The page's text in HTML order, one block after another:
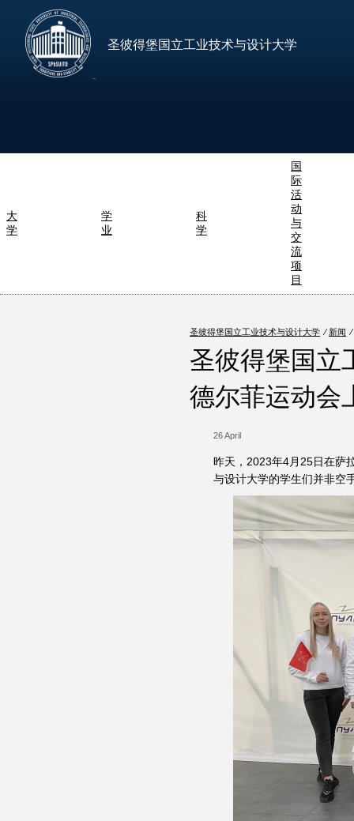
圣彼得堡国立工业技术与设计大学
大
学
学
业
科
学
国
际
活
动
与
交
流
项
目
圣彼得堡国立工业技术与设计大学 ⁄ 新闻 ⁄
圣彼得堡国立
德尔菲运动会
26 April
昨天，2023年4月25日在萨
与设计大学的学生们并非空